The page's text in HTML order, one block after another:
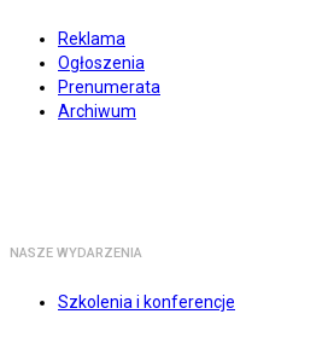
Reklama
Ogłoszenia
Prenumerata
Archiwum
NASZE WYDARZENIA
Szkolenia i konferencje